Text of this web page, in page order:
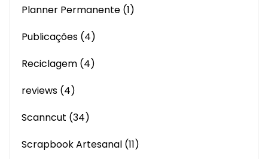
Planner Permanente (1)
Publicações (4)
Reciclagem (4)
reviews (4)
Scanncut (34)
Scrapbook Artesanal (11)